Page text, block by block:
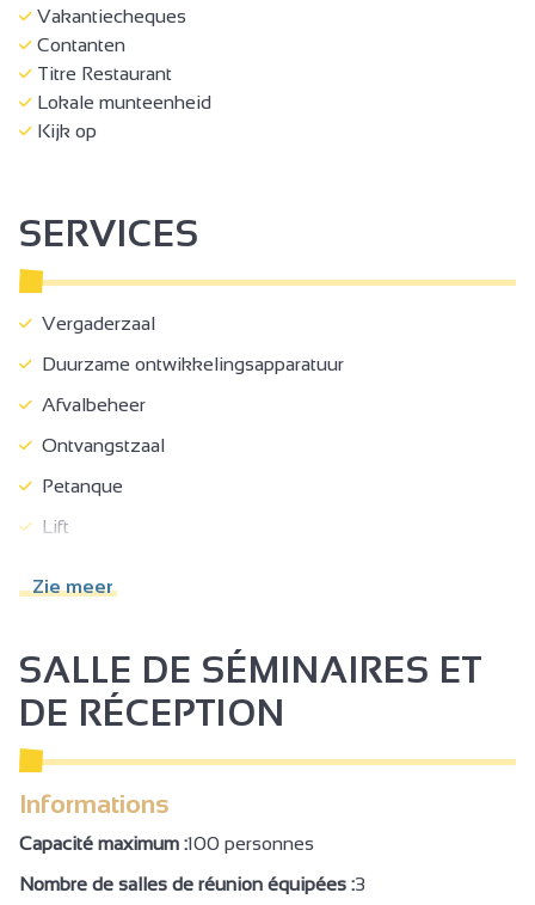
Vakantiecheques
Contanten
Titre Restaurant
Lokale munteenheid
Kijk op
SERVICES
Vergaderzaal
Duurzame ontwikkelingsapparatuur
Afvalbeheer
Ontvangstzaal
Petanque
Lift
Jacuzzi®
Spa
Hammam
Sauna
Afgesloten terrein
Terras
Zie meer
SALLE DE SÉMINAIRES ET
DE RÉCEPTION
Informations
Capacité maximum :100 personnes
Nombre de salles de réunion équipées :3